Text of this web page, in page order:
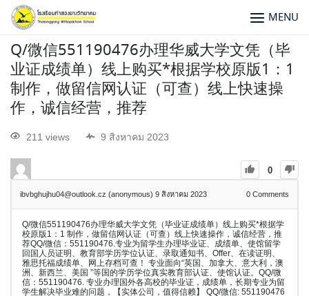
MENU
Q/微信551190476办理华威大学文凭（毕
业证成绩单）线上购买*根据学校原版1：1
制作，做留信网认证（可查）线上快速操
作，诚信经营，推荐
211 views 9 สิงหาคม 2023
0
ibvbghujhu04@outlook.cz (anonymous) 9 สิงหาคม 2023 0 Comments
Q/微信551190476办理华威大学文凭（毕业证成绩单）线上购买*根据学
校原版1：1 制作，做留信网认证（可查）线上快速操作，诚信经营，推
荐QQ/微信：551190476.专业为留学生办理毕业证、成绩单、使馆留学
回国人员证明、教育部学历学位认证、录取通知书、Offer、在读证明、
雅思托福成绩单、网上存档可查！ 专业面向“英国、加拿大、意大利，澳
洲、新西兰、美国 ”等国的学历学位真实教育部认证、使馆认证。QQ/微
信：551190476. 专业办理国外各高校的毕业证，成绩单，长期专业为留
学生解决毕业难的问题，【实体公司，值得信赖】 QQ/微信: 551190476